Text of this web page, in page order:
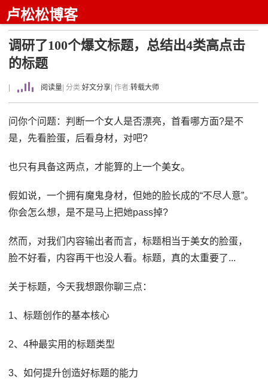
卢松松博客
调研了100个爆文标题，总结出4类高点击
的标题
阅读量 | 分类:好文分享 | 作者:转载大师
问你个问题：判断一个女人是否漂亮，首看哪方面?是不
是，先看脸蛋，后看身材，对吧?
也只有具备这两点，才能算的上一个美女。
假如说，一个拥有魔鬼身材，但她的脸长成的“不尽人意”。
你会怎么想，是不是马上把她pass掉?
然而，对我们内容输出者而言，标题相当于美女的脸蛋，
脸不好看，内容再干也没人看。标题，真的太重要了...
关于标题，今天我想跟你聊三点：
1、标题创作的基本核心
2、4种最实用的标题类型
3、如何提升创造好标题的能力